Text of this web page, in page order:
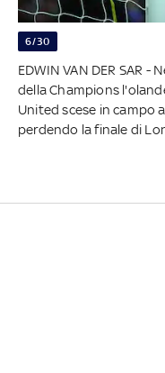
6/30
EDWIN VAN DER SAR
della Champions
United scese in campo
perdendo la finale di